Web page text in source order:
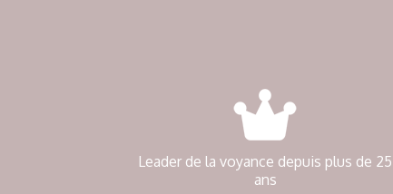
Leader de la voyance depuis plus de 25
ans